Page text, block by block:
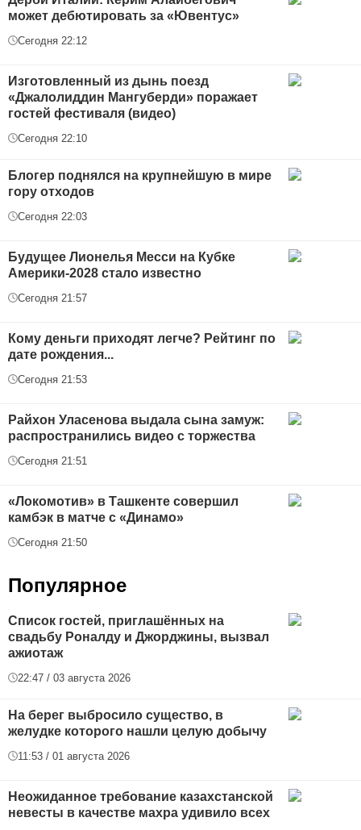
может дебютировать за «Ювентус»
Сегодня 22:12
Изготовленный из дынь поезд
«Джалолиддин Мангуберди» поражает
гостей фестиваля (видео)
Сегодня 22:10
Блогер поднялся на крупнейшую в мире
гору отходов
Сегодня 22:03
Будущее Лионелья Месси на Кубке
Америки-2028 стало известно
Сегодня 21:57
Кому деньги приходят легче? Рейтинг по
дате рождения...
Сегодня 21:53
Райхон Уласенова выдала сына замуж:
распространились видео с торжества
Сегодня 21:51
«Локомотив» в Ташкенте совершил
камбэк в матче с «Динамо»
Сегодня 21:50
Популярное
Список гостей, приглашённых на
свадьбу Роналду и Джорджины, вызвал
ажиотаж
22:47 / 03 августа 2026
На берег выбросило существо, в
желудке которого нашли целую добычу
11:53 / 01 августа 2026
Неожиданное требование казахстанской
невесты в качестве махра удивило всех